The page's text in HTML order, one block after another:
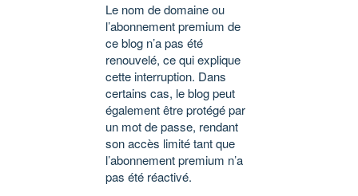
Le nom de domaine ou
l’abonnement premium de
ce blog n’a pas été
renouvelé, ce qui explique
cette interruption. Dans
certains cas, le blog peut
également être protégé par
un mot de passe, rendant
son accès limité tant que
l’abonnement premium n’a
pas été réactivé.